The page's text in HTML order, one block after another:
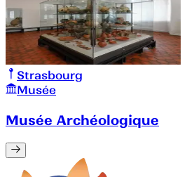
Strasbourg
Musée
Musée Archéologique